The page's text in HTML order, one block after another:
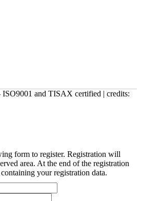
and TISAX certified | credits:
form to register. Registration will
area. At the end of the registration
your registration data.